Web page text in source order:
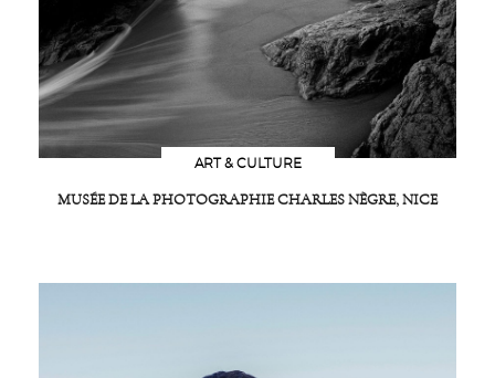
ART & CULTURE
MUSÉE DE LA PHOTOGRAPHIE CHARLES NÈGRE, NICE